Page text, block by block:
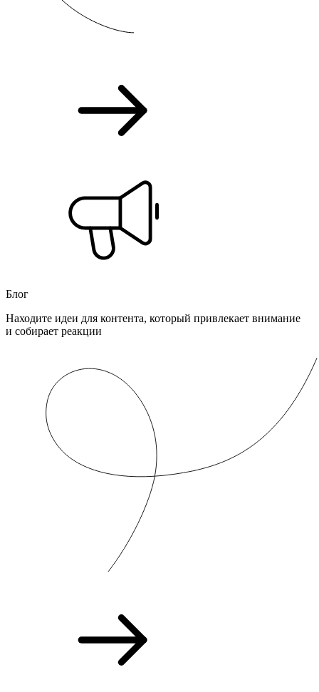
Блог
Находите идеи для контента, который привлекает внимание
и собирает реакции